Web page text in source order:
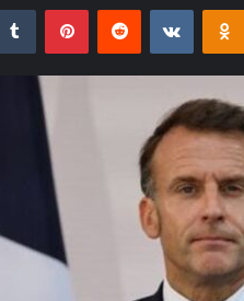
Tumblr PinterestReddit